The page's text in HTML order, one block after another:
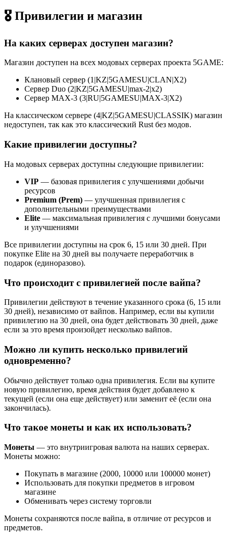
🎖️ Привилегии и магазин
На каких серверах доступен магазин?
Магазин доступен на всех модовых серверах проекта 5GAME:
Клановый сервер (1|KZ|5GAMESU|CLAN|X2)
Сервер Duo (2|KZ|5GAMESU|max-2|x2)
Сервер MAX-3 (3|RU|5GAMESU|MAX-3|X2)
На классическом сервере (4|KZ|5GAMESU|CLASSIK) магазин
недоступен, так как это классический Rust без модов.
Какие привилегии доступны?
На модовых серверах доступны следующие привилегии:
VIP — базовая привилегия с улучшениями добычи
ресурсов
Premium (Prem) — улучшенная привилегия с
дополнительными преимуществами
Elite — максимальная привилегия с лучшими бонусами
и улучшениями
Все привилегии доступны на срок 6, 15 или 30 дней. При
покупке Elite на 30 дней вы получаете переработчик в
подарок (единоразово).
Что происходит с привилегией после вайпа?
Привилегии действуют в течение указанного срока (6, 15 или
30 дней), независимо от вайпов. Например, если вы купили
привилегию на 30 дней, она будет действовать 30 дней, даже
если за это время произойдет несколько вайпов.
Можно ли купить несколько привилегий
одновременно?
Обычно действует только одна привилегия. Если вы купите
новую привилегию, время действия будет добавлено к
текущей (если она еще действует) или заменит её (если она
закончилась).
Что такое монеты и как их использовать?
Монеты — это внутриигровая валюта на наших серверах.
Монеты можно:
Покупать в магазине (2000, 10000 или 100000 монет)
Использовать для покупки предметов в игровом
магазине
Обменивать через систему торговли
Монеты сохраняются после вайпа, в отличие от ресурсов и
предметов.